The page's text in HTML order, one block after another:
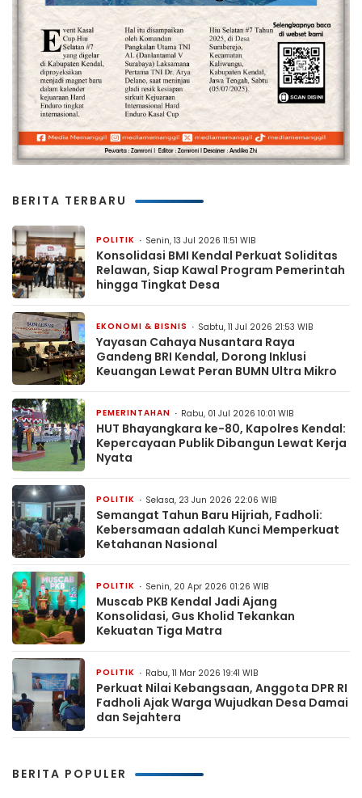
BERITA TERBARU
POLITIK Senin, 13 Jul 2026 11:51 WIB
Konsolidasi BMI Kendal Perkuat Soliditas
Relawan, Siap Kawal Program Pemerintah
hingga Tingkat Desa
EKONOMI & BISNIS Sabtu, 11 Jul 2026 21:53 WIB
Yayasan Cahaya Nusantara Raya
Gandeng BRI Kendal, Dorong Inklusi
Keuangan Lewat Peran BUMN Ultra Mikro
PEMERINTAHAN Rabu, 01 Jul 2026 10:01 WIB
HUT Bhayangkara ke-80, Kapolres Kendal:
Kepercayaan Publik Dibangun Lewat Kerja
Nyata
POLITIK Selasa, 23 Jun 2026 22:06 WIB
Semangat Tahun Baru Hijriah, Fadholi:
Kebersamaan adalah Kunci Memperkuat
Ketahanan Nasional
POLITIK Senin, 20 Apr 2026 01:26 WIB
Muscab PKB Kendal Jadi Ajang
Konsolidasi, Gus Kholid Tekankan
Kekuatan Tiga Matra
POLITIK Rabu, 11 Mar 2026 19:41 WIB
Perkuat Nilai Kebangsaan, Anggota DPR RI
Fadholi Ajak Warga Wujudkan Desa Damai
dan Sejahtera
BERITA POPULER